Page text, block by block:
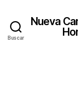
Buscar
Nueva